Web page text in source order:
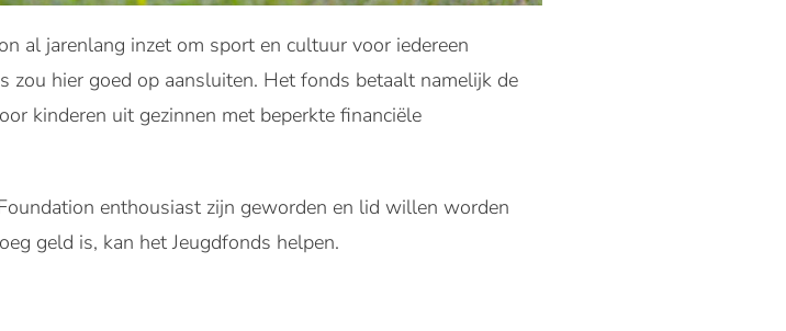
al jarenlang inzet om sport en cultuur voor iedereen
zou hier goed op aansluiten. Het fonds betaalt namelijk de
kinderen uit gezinnen met beperkte financiële
enthousiast zijn geworden en lid willen worden
geld is, kan het Jeugdfonds helpen.